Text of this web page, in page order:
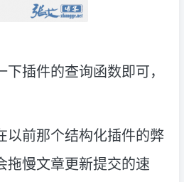
插件的查询函数即可，
以前那个结构化插件的弊
拖慢文章更新提交的速